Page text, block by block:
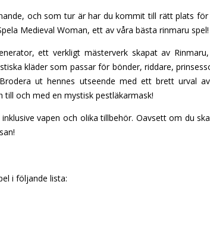
och som tur är har du kommit till rätt plats
Medieval Woman, ett av våra bästa rinmaru spel!
ett verkligt mästerverk skapat av
kläder som passar för bönder, riddare,
ut hennes utseende med ett brett urval
till och med en mystisk pestläkarmask!
vapen och olika tillbehör. Oavsett om du
i följande lista: